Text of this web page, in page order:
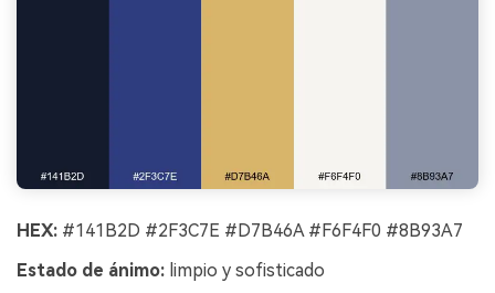
HEX: #141B2D #2F3C7E #D7B46A #F6F4F0 #8B93A7
Estado de ánimo: limpio y sofisticado